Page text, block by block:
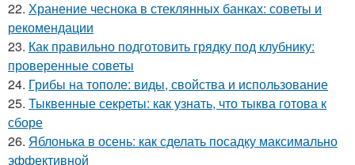
22. Хранение чеснока в стеклянных банках: советы и
рекомендации
23. Как правильно подготовить грядку под клубнику:
проверенные советы
24. Грибы на тополе: виды, свойства и использование
25. Тыквенные секреты: как узнать, что тыква готова к
сборе
26. Яблонька в осень: как сделать посадку максимально
эффективной